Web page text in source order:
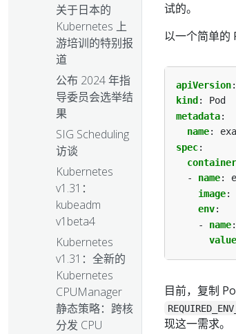
关于日本的
Kubernetes 上
游培训的特别报
道
公布 2024 年指
导委员会选举结
果
SIG Scheduling
访谈
Kubernetes
v1.31：
kubeadm
v1beta4
Kubernetes
v1.31：全新的
Kubernetes
CPUManager
静态策略：跨核
分发 CPU
试的。
以一个简单的
apiVersion:
kind :
Pod
metadata:
name:
spec:
- name:
image:
env:
- name:
value
目前，复制
现这一需求。